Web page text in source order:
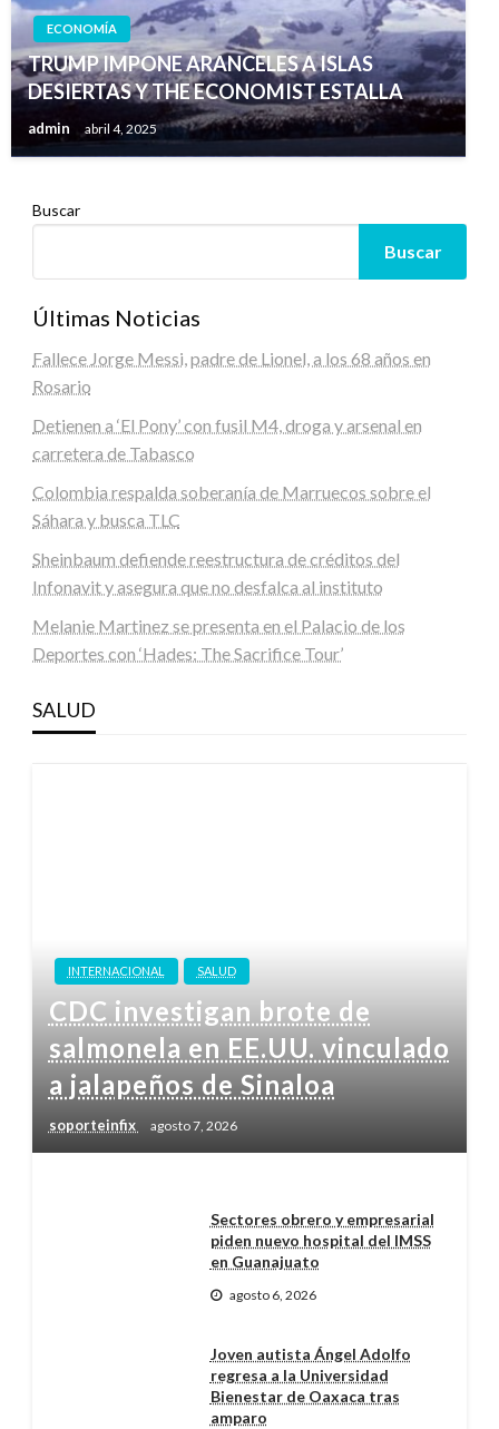
ECONOMÍA
TRUMP IMPONE ARANCELES A ISLAS
DESIERTAS Y THE ECONOMIST ESTALLA
admin abril 4, 2025
Buscar
Buscar
Últimas Noticias
Fallece Jorge Messi, padre de Lionel, a los 68 años en
Rosario
Detienen a ‘El Pony’ con fusil M4, droga y arsenal en
carretera de Tabasco
Colombia respalda soberanía de Marruecos sobre el
Sáhara y busca TLC
Sheinbaum defiende reestructura de créditos del
Infonavit y asegura que no desfalca al instituto
Melanie Martinez se presenta en el Palacio de los
Deportes con ‘Hades: The Sacrifice Tour’
SALUD
INTERNACIONAL SALUD
CDC investigan brote de
salmonela en EE.UU. vinculado
a jalapeños de Sinaloa
soporteinfix agosto 7, 2026
Sectores obrero y empresarial
piden nuevo hospital del IMSS
en Guanajuato
agosto 6, 2026
Joven autista Ángel Adolfo
regresa a la Universidad
Bienestar de Oaxaca tras
amparo